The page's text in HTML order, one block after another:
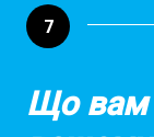
7
Що вам